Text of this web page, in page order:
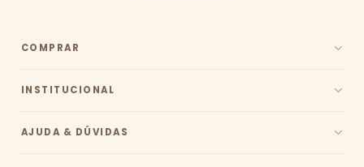
COMPRAR
INSTITUCIONAL
AJUDA & DÚVIDAS